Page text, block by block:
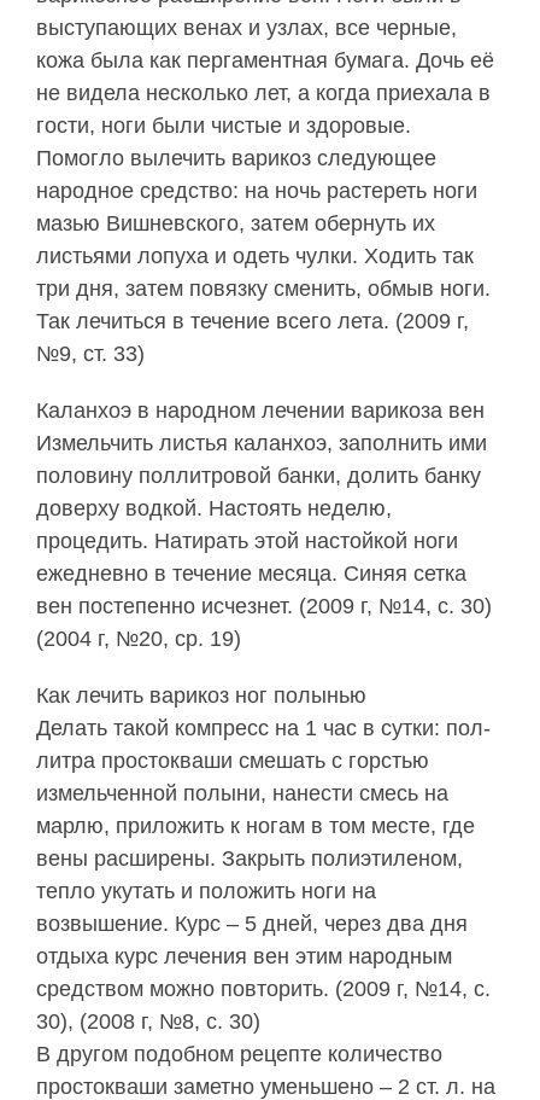
выступающих венах и узлах, все черные,
кожа была как пергаментная бумага. Дочь её
не видела несколько лет, а когда приехала в
гости, ноги были чистые и здоровые.
Помогло вылечить варикоз следующее
народное средство: на ночь растереть ноги
мазью Вишневского, затем обернуть их
листьями лопуха и одеть чулки. Ходить так
три дня, затем повязку сменить, обмыв ноги.
Так лечиться в течение всего лета. (2009 г,
№9, ст. 33)
Каланхоэ в народном лечении варикоза вен
Измельчить листья каланхоэ, заполнить ими
половину поллитровой банки, долить банку
доверху водкой. Настоять неделю,
процедить. Натирать этой настойкой ноги
ежедневно в течение месяца. Синяя сетка
вен постепенно исчезнет. (2009 г, №14, с. 30)
(2004 г, №20, ср. 19)
Как лечить варикоз ног полынью
Делать такой компресс на 1 час в сутки: пол-
литра простокваши смешать с горстью
измельченной полыни, нанести смесь на
марлю, приложить к ногам в том месте, где
вены расширены. Закрыть полиэтиленом,
тепло укутать и положить ноги на
возвышение. Курс – 5 дней, через два дня
отдыха курс лечения вен этим народным
средством можно повторить. (2009 г, №14, с.
30), (2008 г, №8, с. 30)
В другом подобном рецепте количество
простокваши заметно уменьшено – 2 ст. л. на